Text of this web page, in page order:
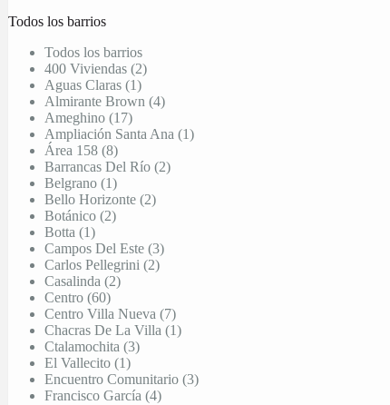
Todos los barrios
Todos los barrios
400 Viviendas (2)
Aguas Claras (1)
Almirante Brown (4)
Ameghino (17)
Ampliación Santa Ana (1)
Área 158 (8)
Barrancas Del Río (2)
Belgrano (1)
Bello Horizonte (2)
Botánico (2)
Botta (1)
Campos Del Este (3)
Carlos Pellegrini (2)
Casalinda (2)
Centro (60)
Centro Villa Nueva (7)
Chacras De La Villa (1)
Ctalamochita (3)
El Vallecito (1)
Encuentro Comunitario (3)
Francisco García (4)